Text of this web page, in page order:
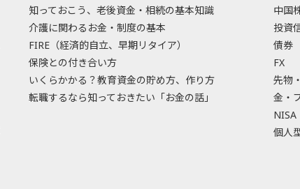
知っておこう、老後資金・相続の基本知識
介護に関わるお金・制度の基本
FIRE（経済的自立、早期リタイア）
保険との付き合い方
いくらかかる？教育資金の貯め方、作り方
転職するなら知っておきたい「お金の話」
中国
投資
債券
FX
先物
金・
NISA
個人